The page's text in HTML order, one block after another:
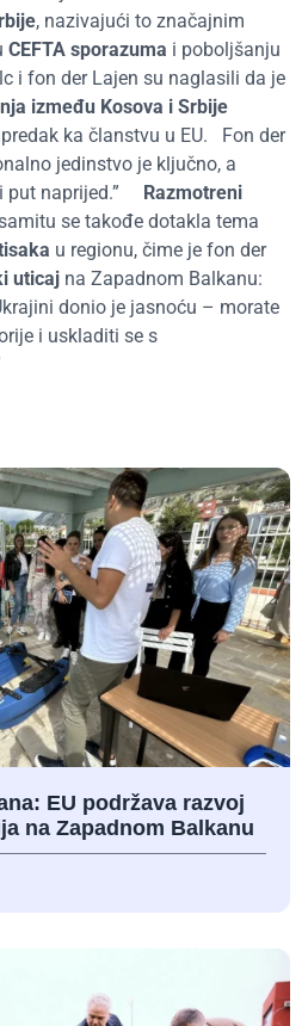
, nazivajući to značajnim
CEFTA sporazuma i poboljšanju
i fon der Lajen su naglasili da je
između Kosova i Srbije
ka članstvu u EU.
Fon der
jedinstvo je ključno, a
naprijed.”
Razmotreni
se takođe dotakla tema
u regionu, čime je fon der
uticaj na Zapadnom Balkanu:
donio je jasnoću – morate
i uskladiti se s
EU podržava razvoj
na Zapadnom Balkanu